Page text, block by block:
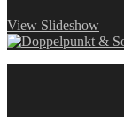
View Slideshow